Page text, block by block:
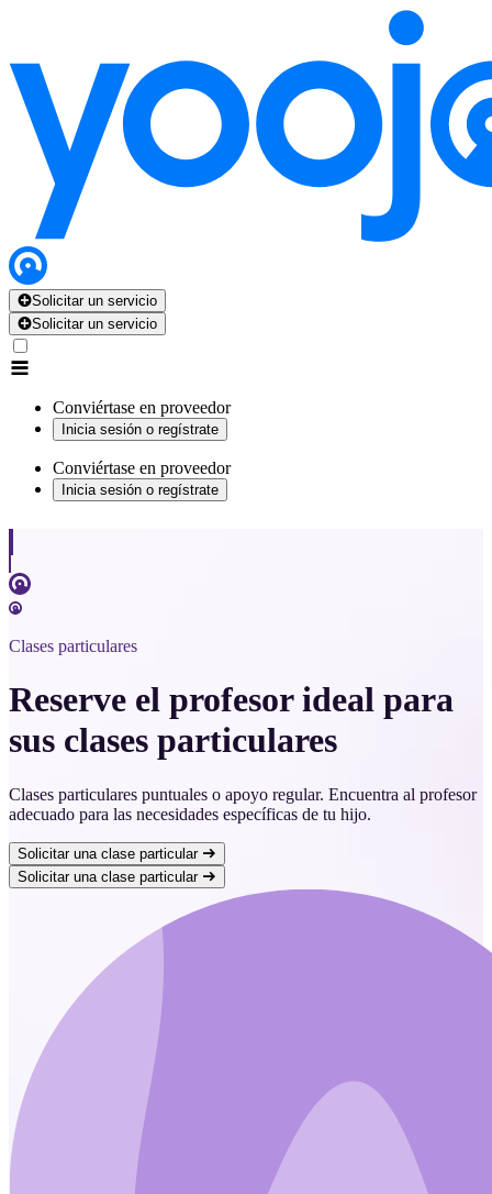
Solicitar un servicio
Solicitar un servicio
Conviértase en proveedor
Inicia sesión o regístrate
Conviértase en proveedor
Inicia sesión o regístrate
Clases particulares
Reserve el profesor ideal para
sus clases particulares
Clases particulares puntuales o apoyo regular. Encuentra al profesor
adecuado para las necesidades específicas de tu hijo.
Solicitar una clase particular
Solicitar una clase particular